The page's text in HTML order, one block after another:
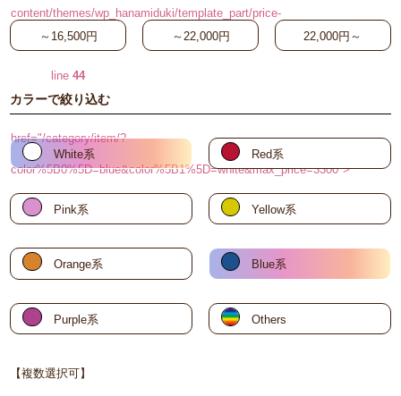
content/themes/wp_hanamiduki/template_part/price-
search-button.php on
line44
"
href="/category/item/?
color%5B0%5D=blue&color%5B1%5D=white&max_price=3300">
～16,500円 ～22,000円 22,000円～
カラーで絞り込む
White系 Red系
Pink系 Yellow系
Orange系 Blue系
Purple系 Others
【複数選択可】